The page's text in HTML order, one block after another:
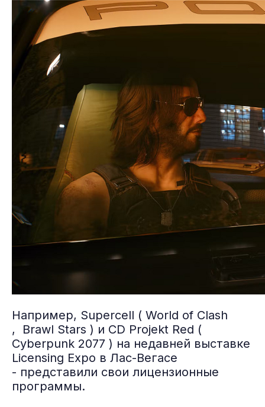
Например, Supercell ( World of Clash
, Brawl Stars ) и CD Projekt Red (
Cyberpunk 2077 ) на недавней выставке
Licensing Expo в Лас-Вегасе
- представили свои лицензионные
программы.